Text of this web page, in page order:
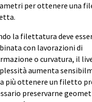
per ottenere una
la filettatura deve
con lavorazioni di
o curvatura, il
aumenta
più ottenere un filetto
preservarne